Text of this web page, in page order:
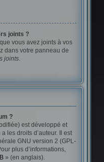
joints ?
vous avez joints à vos
dans votre panneau de
joints.
?
est développé et
a les droits d’auteur. Il est
GNU version 2 (GPL-
plus d’informations,
» (en anglais).